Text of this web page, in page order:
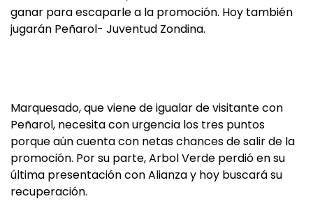
ganar para escaparle a la promoción. Hoy también
jugarán Peñarol- Juventud Zondina.
Marquesado, que viene de igualar de visitante con
Peñarol, necesita con urgencia los tres puntos
porque aún cuenta con netas chances de salir de la
promoción. Por su parte, Arbol Verde perdió en su
última presentación con Alianza y hoy buscará su
recuperación.